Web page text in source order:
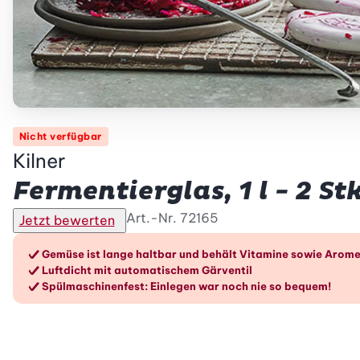
Nicht verfügbar
Kilner
Fermentierglas, 1 l - 2
Jetzt bewerten Art.-Nr. 72165
Die Vorteile im
Gemüse ist lange haltbar und behält Vitamine sowie
Luftdicht mit automatischem Gärventil
Spülmaschinenfest: Einlegen war noch nie so bequem!